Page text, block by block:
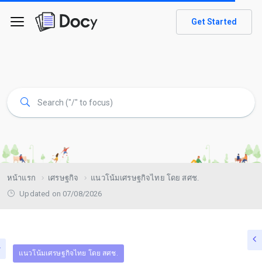
Get Started
หน้าแรก เศรษฐกิจ
แนวโน้มเศรษฐกิจไทย โดย สศช.
Updated on 07/08/2026
แนวโน้มเศรษฐกิจไทย โดย สศช.